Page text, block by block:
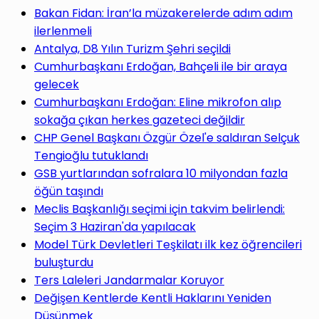
yap
...
Bakan Fidan: İran’la müzakerelerde adım adım
ilerlenmeli
Antalya, D8 Yılın Turizm Şehri seçildi
Cumhurbaşkanı Erdoğan, Bahçeli ile bir araya
gelecek
Cumhurbaşkanı Erdoğan: Eline mikrofon alıp
sokağa çıkan herkes gazeteci değildir
CHP Genel Başkanı Özgür Özel'e saldıran Selçuk
Tengioğlu tutuklandı
GSB yurtlarından sofralara 10 milyondan fazla
öğün taşındı
Meclis Başkanlığı seçimi için takvim belirlendi:
Seçim 3 Haziran'da yapılacak
Model Türk Devletleri Teşkilatı ilk kez öğrencileri
buluşturdu
Ters Laleleri Jandarmalar Koruyor
Değişen Kentlerde Kentli Haklarını Yeniden